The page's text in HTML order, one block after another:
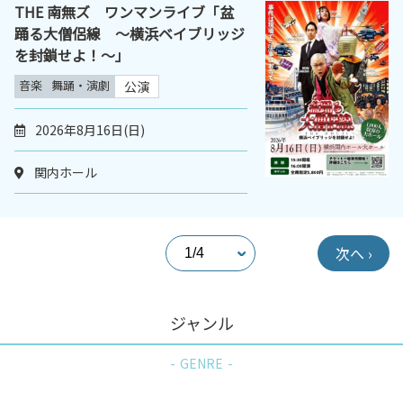
THE 南無ズ ワンマンライブ「盆
踊る大僧侶線 ～横浜ベイブリッジ
を封鎖せよ！～｣
音楽 舞踊・演劇 公演
2026年8月16日(日)
関内ホール
次へ ›
ジャンル
GENRE